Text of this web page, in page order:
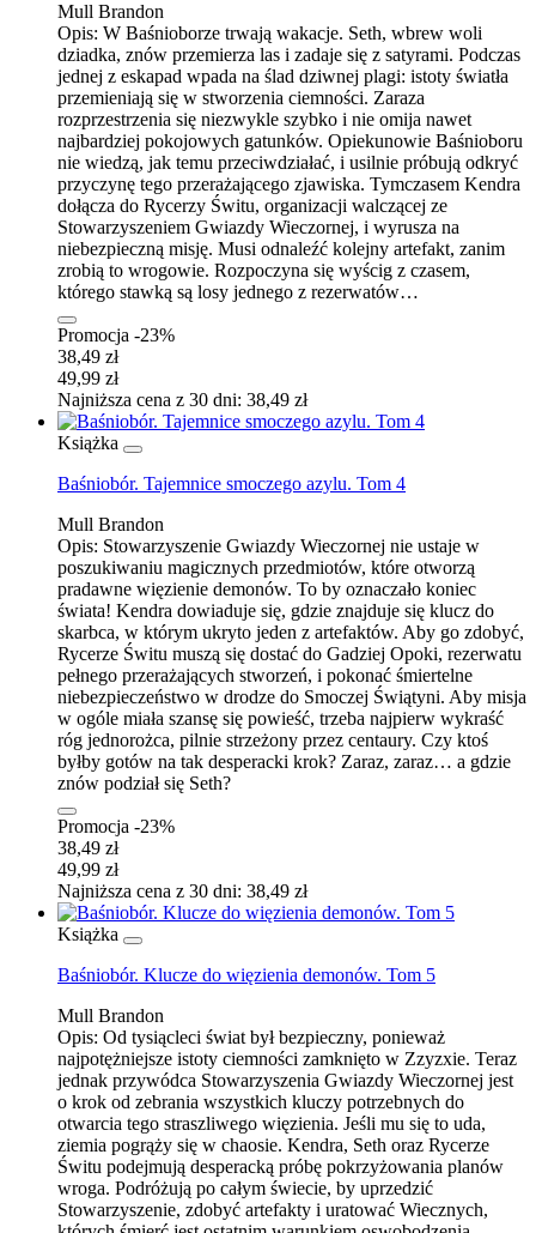
Mull Brandon
Opis: W Baśnioborze trwają wakacje. Seth, wbrew woli
dziadka, znów przemierza las i zadaje się z satyrami. Podczas
jednej z eskapad wpada na ślad dziwnej plagi: istoty światła
przemieniają się w stworzenia ciemności. Zaraza
rozprzestrzenia się niezwykle szybko i nie omija nawet
najbardziej pokojowych gatunków. Opiekunowie Baśnioboru
nie wiedzą, jak temu przeciwdziałać, i usilnie próbują odkryć
przyczynę tego przerażającego zjawiska. Tymczasem Kendra
dołącza do Rycerzy Świtu, organizacji walczącej ze
Stowarzyszeniem Gwiazdy Wieczornej, i wyrusza na
niebezpieczną misję. Musi odnaleźć kolejny artefakt, zanim
zrobią to wrogowie. Rozpoczyna się wyścig z czasem,
którego stawką są losy jednego z rezerwatów…
Promocja -23%
38,49 zł
49,99 zł
Najniższa cena z 30 dni: 38,49 zł
Książka
Baśniobór. Tajemnice smoczego azylu. Tom 4
Mull Brandon
Opis: Stowarzyszenie Gwiazdy Wieczornej nie ustaje w
poszukiwaniu magicznych przedmiotów, które otworzą
pradawne więzienie demonów. To by oznaczało koniec
świata! Kendra dowiaduje się, gdzie znajduje się klucz do
skarbca, w którym ukryto jeden z artefaktów. Aby go zdobyć,
Rycerze Świtu muszą się dostać do Gadziej Opoki, rezerwatu
pełnego przerażających stworzeń, i pokonać śmiertelne
niebezpieczeństwo w drodze do Smoczej Świątyni. Aby misja
w ogóle miała szansę się powieść, trzeba najpierw wykraść
róg jednorożca, pilnie strzeżony przez centaury. Czy ktoś
byłby gotów na tak desperacki krok? Zaraz, zaraz… a gdzie
znów podział się Seth?
Promocja -23%
38,49 zł
49,99 zł
Najniższa cena z 30 dni: 38,49 zł
Książka
Baśniobór. Klucze do więzienia demonów. Tom 5
Mull Brandon
Opis: Od tysiącleci świat był bezpieczny, ponieważ
najpotężniejsze istoty ciemności zamknięto w Zzyzxie. Teraz
jednak przywódca Stowarzyszenia Gwiazdy Wieczornej jest
o krok od zebrania wszystkich kluczy potrzebnych do
otwarcia tego straszliwego więzienia. Jeśli mu się to uda,
ziemia pogrąży się w chaosie. Kendra, Seth oraz Rycerze
Świtu podejmują desperacką próbę pokrzyżowania planów
wroga. Podróżują po całym świecie, by uprzedzić
Stowarzyszenie, zdobyć artefakty i uratować Wiecznych,